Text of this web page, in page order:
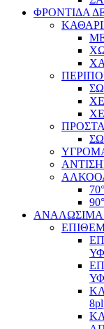
ΦΡΟΝΤΙΔΑ
ΑΝΑΛΩΣΙΜΑ